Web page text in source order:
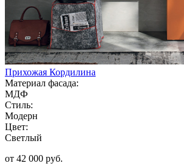
Прихожая Кордилина
Материал фасада:
МДФ
Стиль:
Модерн
Цвет:
Светлый
от 42 000 руб.